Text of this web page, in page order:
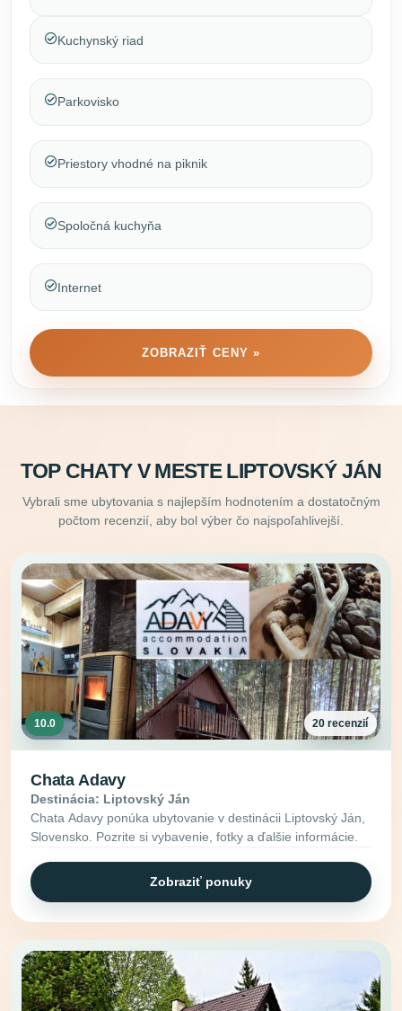
Kuchynský riad
Parkovisko
Priestory vhodné na piknik
Spoločná kuchyňa
Internet
ZOBRAZIŤ CENY »
TOP CHATY V MESTE LIPTOVSKÝ JÁN
Vybrali sme ubytovania s najlepším hodnotením a dostatočným
počtom recenzií, aby bol výber čo najspoľahlivejší.
10.0 20 recenzií
Chata Adavy
Destinácia: Liptovský Ján
Chata Adavy ponúka ubytovanie v destinácii Liptovský Ján,
Slovensko. Pozrite si vybavenie, fotky a ďalšie informácie.
Zobraziť ponuky